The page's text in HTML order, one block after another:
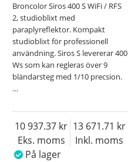
Broncolor Siros 400 S WiFi / RFS
2, studioblixt med
paraplyreflektor. Kompakt
studioblixt för professionell
användning. Siros S levererar 400
Ws som kan regleras över 9
bländarsteg med 1/10 precsion.
…
Eks. moms
10 937.37
Inkl. moms
13 671.71
På lager